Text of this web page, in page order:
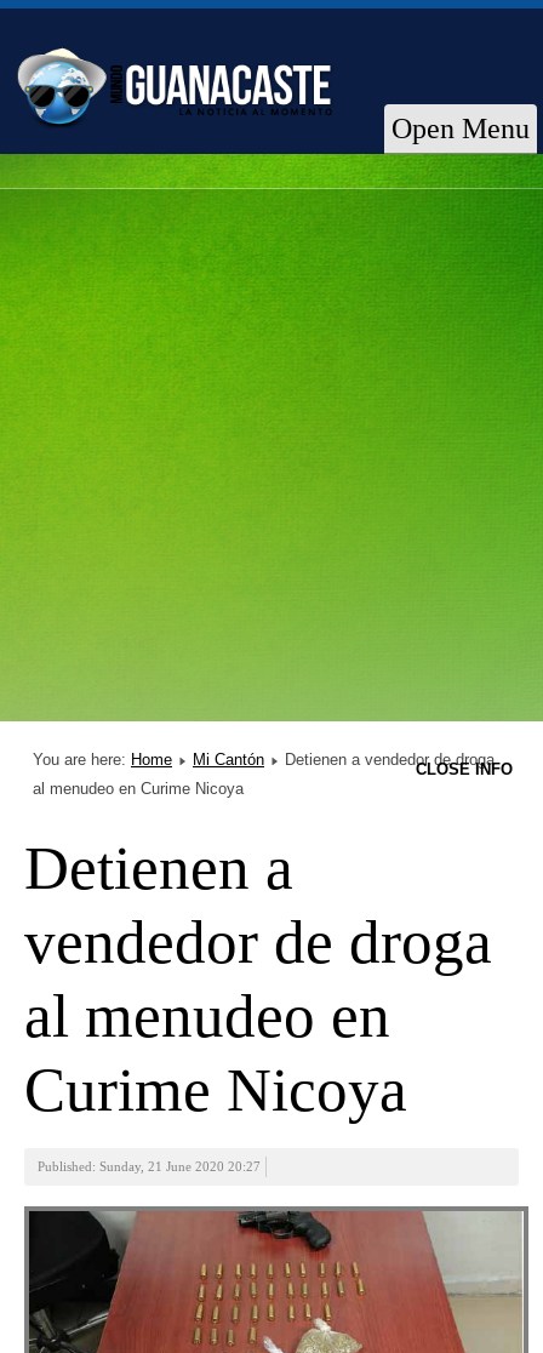
Open Menu
You are here: Home Mi Cantón
Detienen a vendedor de droga
al menudeo en Curime Nicoya
Detienen a
vendedor de droga
al menudeo en
Curime Nicoya
Published: Sunday, 21 June 2020 20:27
CLOSE INFO